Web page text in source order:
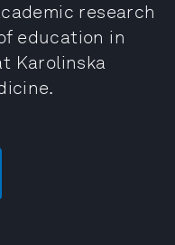
research
education in
Karolinska